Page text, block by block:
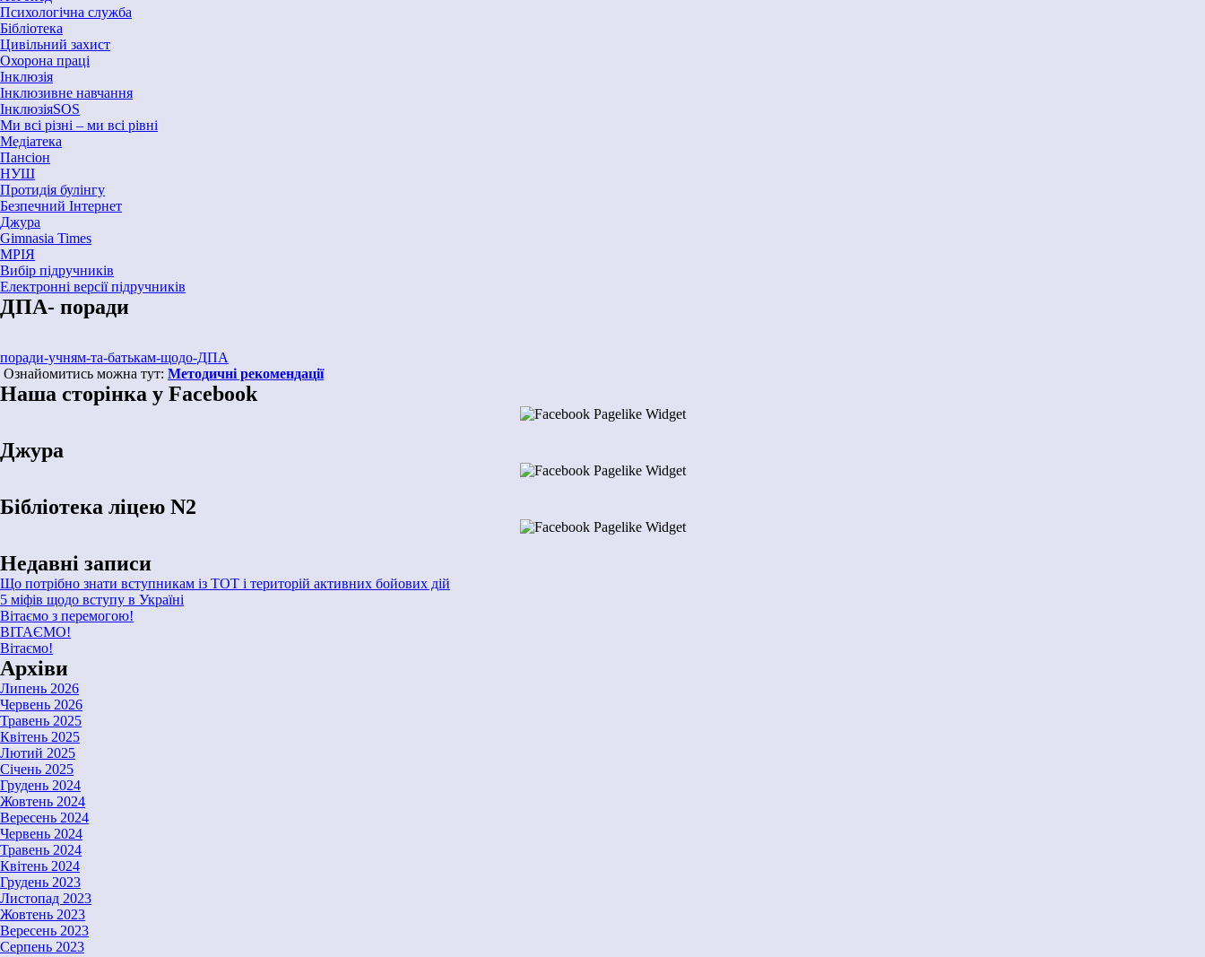
Психологічна служба
Бібліотека
Цивільний захист
Охорона праці
Інклюзія
Інклюзивне навчання
ІнклюзіяSOS
Ми всі різні – ми всі рівні
Медіатека
Пансіон
НУШ
Протидія булінгу
Безпечний Інтернет
Джура
Gimnasia Times
МРІЯ
Вибір підручників
Електронні версії підручників
ДПА- поради
поради-учням-та-батькам-щодо-ДПА
Ознайомитись можна тут: Методичні рекомендації
Наша сторінка у Facebook
Джура
Бібліотека ліцею N2
Недавні записи
Що потрібно знати вступникам із ТОТ і територій активних бойових дій
5 міфів щодо вступу в Україні
Вітаємо з перемогою!
ВІТАЄМО!
Вітаємо!
Архіви
Липень 2026
Червень 2026
Травень 2025
Квітень 2025
Лютий 2025
Січень 2025
Грудень 2024
Жовтень 2024
Вересень 2024
Червень 2024
Травень 2024
Квітень 2024
Грудень 2023
Листопад 2023
Жовтень 2023
Вересень 2023
Серпень 2023